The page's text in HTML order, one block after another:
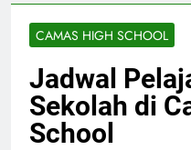
CAMAS HIGH SCHOOL
Jadwal
Sekolah di
School